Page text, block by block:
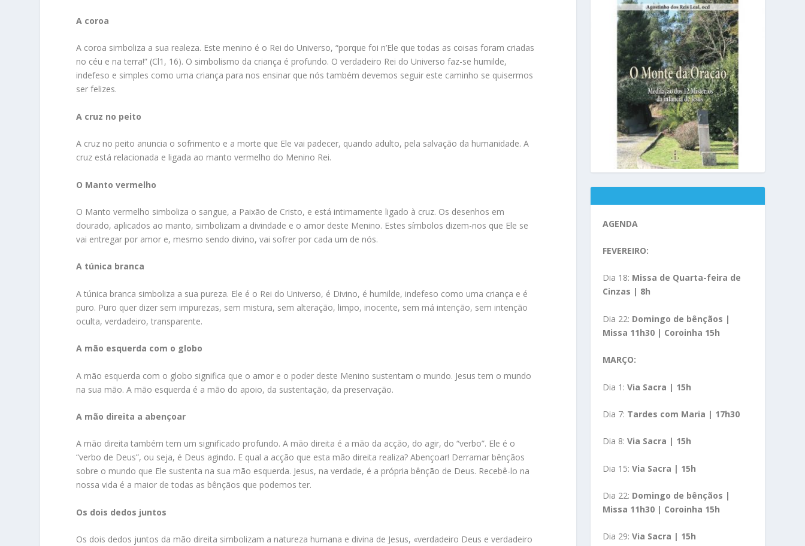
A coroa
A coroa simboliza a sua realeza. Este menino é o Rei do Universo, “porque foi n’Ele que todas as coisas foram criadas
no céu e na terra!” (Cl1, 16). O simbolismo da criança é profundo. O verdadeiro Rei do Universo faz-se humilde,
indefeso e simples como uma criança para nos ensinar que nós também devemos seguir este caminho se quisermos
ser felizes.
A cruz no peito
A cruz no peito anuncia o sofrimento e a morte que Ele vai padecer, quando adulto, pela salvação da humanidade. A
cruz está relacionada e ligada ao manto vermelho do Menino Rei.
O Manto vermelho
O Manto vermelho simboliza o sangue, a Paixão de Cristo, e está intimamente ligado à cruz. Os desenhos em
dourado, aplicados ao manto, simbolizam a divindade e o amor deste Menino. Estes símbolos dizem-nos que Ele se
vai entregar por amor e, mesmo sendo divino, vai sofrer por cada um de nós.
A túnica branca
A túnica branca simboliza a sua pureza. Ele é o Rei do Universo, é Divino, é humilde, indefeso como uma criança e é
puro. Puro quer dizer sem impurezas, sem mistura, sem alteração, limpo, inocente, sem má intenção, sem intenção
oculta, verdadeiro, transparente.
A mão esquerda com o globo
A mão esquerda com o globo significa que o amor e o poder deste Menino sustentam o mundo. Jesus tem o mundo
na sua mão. A mão esquerda é a mão do apoio, da sustentação, da preservação.
A mão direita a abençoar
A mão direita também tem um significado profundo. A mão direita é a mão da acção, do agir, do “verbo”. Ele é o
“verbo de Deus”, ou seja, é Deus agindo. E qual a acção que esta mão direita realiza? Abençoar! Derramar bênçãos
sobre o mundo que Ele sustenta na sua mão esquerda. Jesus, na verdade, é a própria bênção de Deus. Recebê-lo na
nossa vida é a maior de todas as bênçãos que podemos ter.
Os dois dedos juntos
Os dois dedos juntos da mão direita simbolizam a natureza humana e divina de Jesus, «verdadeiro Deus e verdadeiro
AGENDA
FEVEREIRO:
Dia 18: Missa de Quarta-feira de
Cinzas | 8h
Dia 22: Domingo de bênçãos |
Missa 11h30 | Coroinha 15h
MARÇO:
Dia 1:Via Sacra | 15h
Dia 7: Tardes com Maria | 17h30
Dia 8:Via Sacra | 15h
Dia 15:Via Sacra | 15h
Dia 22: Domingo de bênçãos |
Missa 11h30 | Coroinha 15h
Dia 29:Via Sacra | 15h